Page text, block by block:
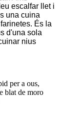
escalfar llet i
una cuina
És la
d'una sola
nius